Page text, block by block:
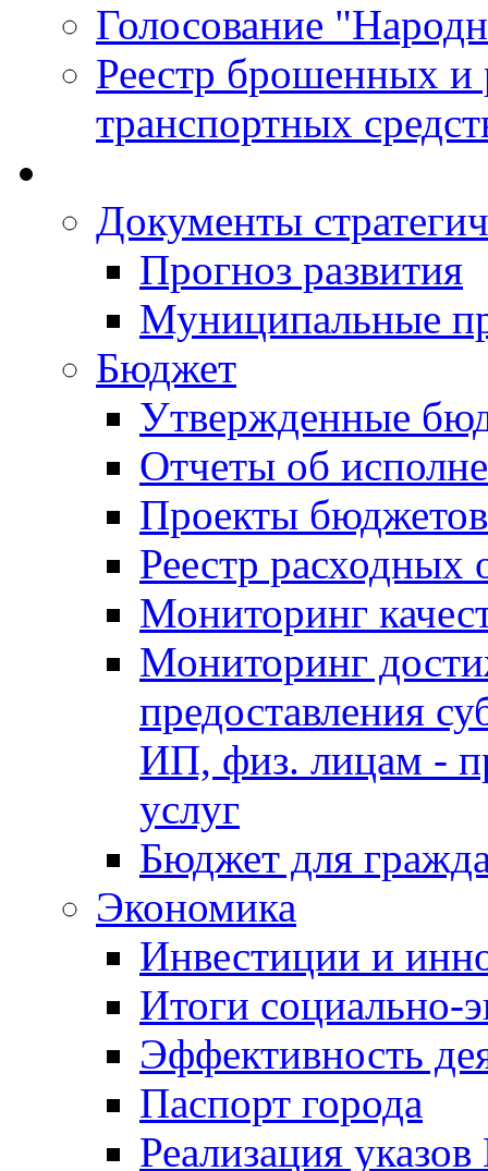
Голосование
Реестр брошенных и
транспортных
Документы
Прогноз развития
Муниципальные
Бюджет
Утвержденные
Отчеты об
Проекты бюджетов
Реестр расходных
Мониторинг
Мониторинг
предоставления
ИП, физ. лицам -
услуг
Бюджет для
Экономика
Инвестиции и
Итоги социально-
Эффективность
Паспорт города
Реализация